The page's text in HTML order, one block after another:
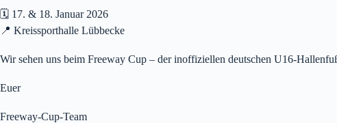
🗓️ 17. & 18. Januar 2026
📍 Kreissporthalle Lübbecke
Wir sehen uns beim Freeway Cup – der inoffiziellen deutschen U16-
Euer
Freeway-Cup-Team